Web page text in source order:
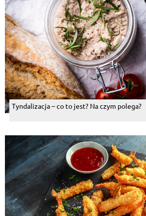
Tyndalizacja – co to jest? Na czym polega?